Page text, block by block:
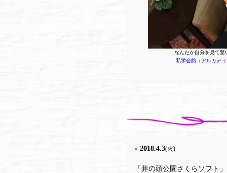
なんだか自分を見て驚
私学会館（アルカデ
● 2018.4.3(火)
「井の頭公園さくらソフト 」